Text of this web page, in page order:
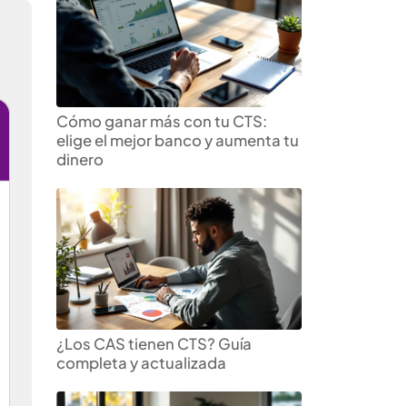
Cómo ganar más con tu CTS:
elige el mejor banco y aumenta tu
dinero
¿Los CAS tienen CTS? Guía
completa y actualizada